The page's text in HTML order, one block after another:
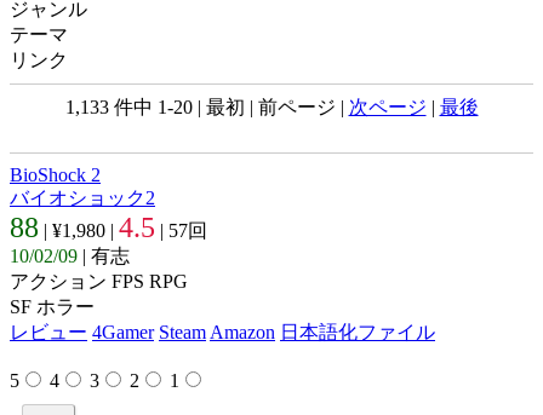
ジャンル
テーマ
リンク
1,133 件中 1-20 | 最初 | 前ページ | 次ページ | 最後
BioShock 2
バイオショック2
88 | ¥1,980 | 4.5 | 57回
10/02/09 | 有志
アクション FPS RPG
SF ホラー
レビュー 4Gamer Steam Amazon 日本語化ファイル
5 4 3 2 1